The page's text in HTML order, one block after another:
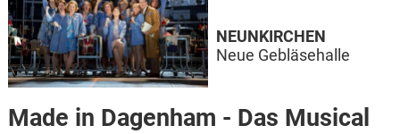
Made in Dagenham - Das Musical
NEUNKIRCHEN
Neue Gebläsehalle